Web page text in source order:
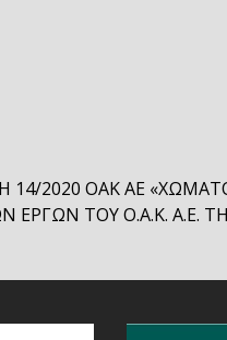
14/2020 ΟΑΚ ΑΕ
ΕΡΓΩΝ ΤΟΥ Ο.Α.Κ. Α.Ε.